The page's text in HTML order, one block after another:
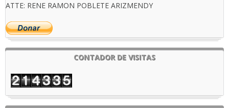
ATTE: RENE RAMON POBLETE ARIZMENDY
CONTADOR DE VISITAS